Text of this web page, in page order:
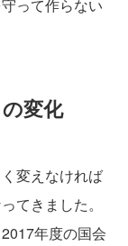
って作らない
変化
変えなければ
てきました。
年度の国会